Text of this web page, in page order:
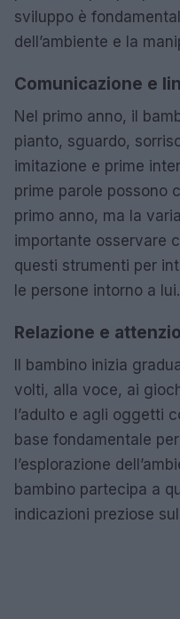
sviluppo è
dell’ambiente e la
Comunicazione e
Nel primo anno, il
pianto, sguardo,
imitazione e prime
prime parole possono
primo anno, ma la
importante osservare
questi strumenti per
le persone intorno a lui.
Relazione e
Il bambino inizia
volti, alla voce, ai
l’adulto e agli oggetti
base fondamentale
l’esplorazione
bambino partecipa a
indicazioni preziose